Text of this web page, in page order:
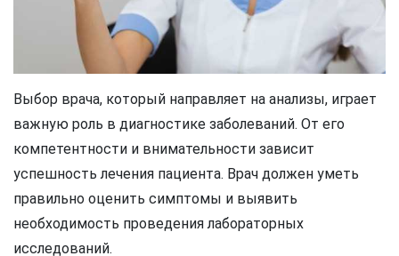
Выбор врача, который направляет на анализы, играет
важную роль в диагностике заболеваний. От его
компетентности и внимательности зависит
успешность лечения пациента. Врач должен уметь
правильно оценить симптомы и выявить
необходимость проведения лабораторных
исследований.